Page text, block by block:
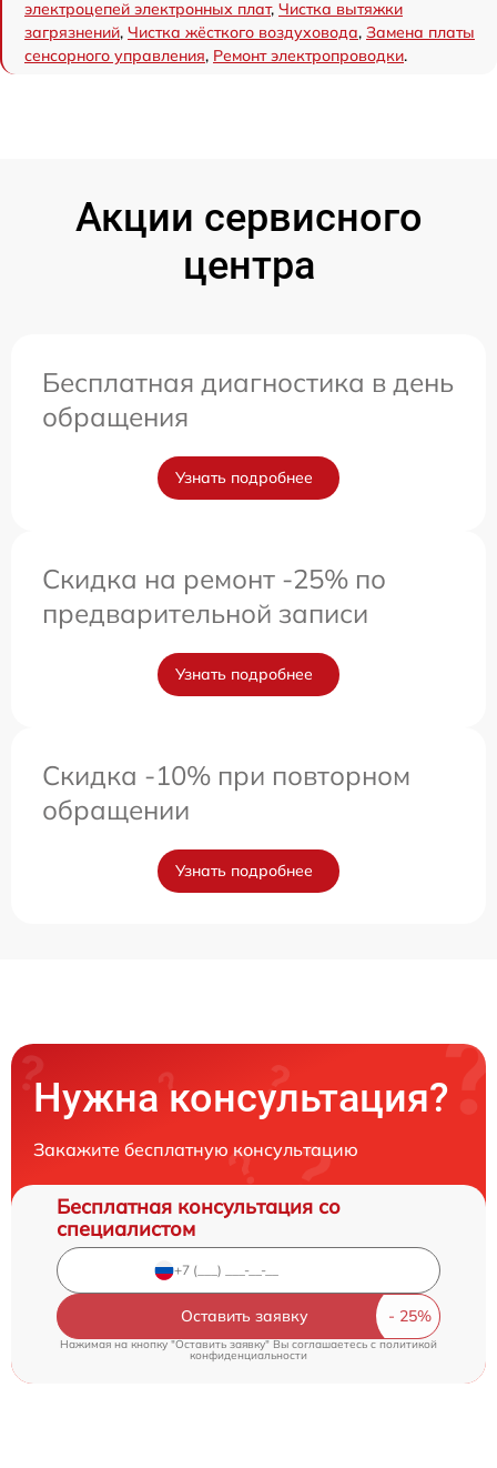
электроцепей электронных плат, Чистка вытяжки
загрязнений, Чистка жёсткого воздуховода, Замена платы
сенсорного управления, Ремонт электропроводки.
Акции сервисного
центра
Бесплатная диагностика в день
обращения
Узнать подробнее
Скидка на ремонт -25% по
предварительной записи
Узнать подробнее
Скидка -10% при повторном
обращении
Узнать подробнее
Нужна консультация?
Закажите бесплатную консультацию
Бесплатная консультация со
специалистом
Оставить заявку
Нажимая на кнопку "Оставить заявку" Вы соглашаетесь cполитикой
конфиденциальности